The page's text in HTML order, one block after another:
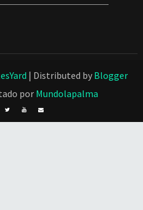
| Distributed by Blogger
por Mundolapalma